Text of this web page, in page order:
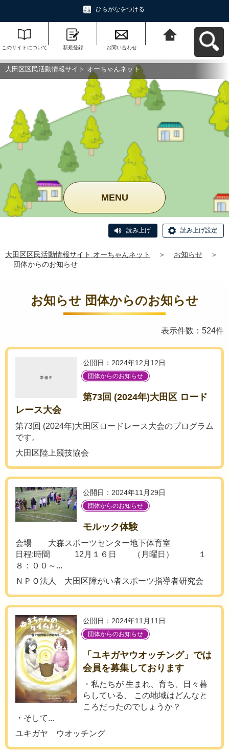
ひらがなをつける
このサイトについて 新規登録 お問い合わせ
ットへ戻る
大田区区民活動情報サイト オーちゃんネット
MENU
読み上げ 読み上げ設定
大田区区民活動情報サイト オーちゃんネット ＞ お知らせ
＞
団体からのお知らせ
お知らせ 団体からのお知らせ
表示件数：524件
公開日：2024年12月12日
団体からのお知らせ
第73回 (2024年)大田区 ロード
レース大会
第73回 (2024年)大田区ロードレース大会のプログラム
です。
大田区陸上競技協会
公開日：2024年11月29日
団体からのお知らせ
モルック体験
会場 大森スポーツセンター地下体育室
日程;時間 12月１６日 （月曜日） １
８：００～...
ＮＰＯ法人 大田区障がい者スポーツ指導者研究会
公開日：2024年11月11日
団体からのお知らせ
「ユキガヤウオッチング」では
会員を募集しております
・私たちが 生まれ、育ち、日々暮
らしている、 この地域はどんなと
ころだったのでしょうか？
・そして...
ユキガヤ ウオッチング